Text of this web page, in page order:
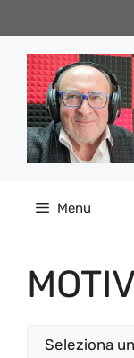
al
contenuto
Menu
Categorie